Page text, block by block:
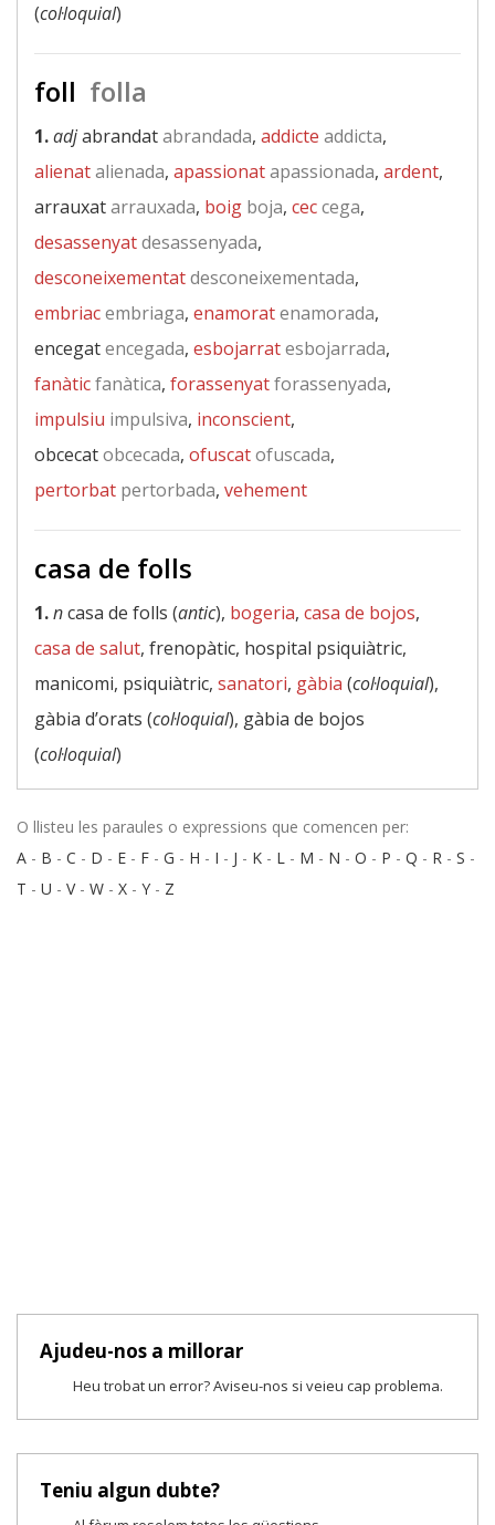
(col·loquial)
foll folla
1.adjabrandatabrandada, addicte addicta,
alienatalienada, apassionatapassionada, ardent,
arrauxatarrauxada, boig boja, ceccega,
desassenyatdesassenyada,
desconeixementatdesconeixementada,
embriacembriaga, enamoratenamorada,
encegatencegada, esbojarratesbojarrada,
fanàticfanàtica, forassenyatforassenyada,
impulsiu impulsiva, inconscient,
obcecatobcecada, ofuscatofuscada,
pertorbat pertorbada, vehement
casa de folls
1.ncasa de folls (antic), bogeria, casa de bojos,
casa de salut, frenopàtic, hospital psiquiàtric,
manicomi, psiquiàtric, sanatori, gàbia (col·loquial),
gàbia d’orats (col·loquial), gàbia de bojos
(col·loquial)
O llisteu les paraules o expressions que comencen per:
A - B - C - D - E - F - G - H - I - J - K - L - M - N - O - P - Q - R - S -
T - U - V- W - X - Y - Z
Ajudeu-nos a millorar
Heu trobat un error? Aviseu-nos si veieu cap problema.
Teniu algun dubte?